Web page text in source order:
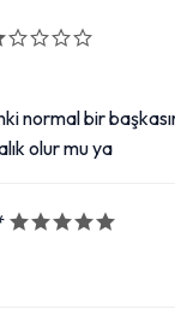
normal bir
olur mu ya